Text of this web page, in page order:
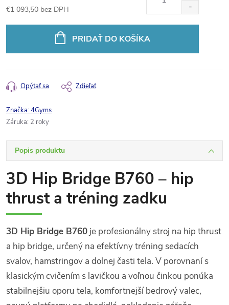
€1 093,50 bez DPH
PRIDAŤ DO KOŠÍKA
Opýtať sa Zdieľať
Značka:4Gyms
Záruka: 2 roky
Popis produktu
3D Hip Bridge B760 – hip
thrust a tréning zadku
3D Hip Bridge B760 je profesionálny stroj na hip thrust
a hip bridge, určený na efektívny tréning sedacích
svalov, hamstringov a dolnej časti tela. V porovnaní s
klasickým cvičením s lavičkou a voľnou činkou ponúka
stabilnejšiu oporu tela, komfortnejší bedrový valec,